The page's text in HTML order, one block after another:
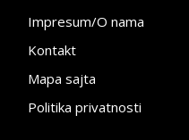
Impresum/O nama
Kontakt
Mapa sajta
Politika privatnosti